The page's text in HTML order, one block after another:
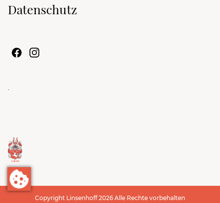
Datenschutz
.
Copyright Linsenhoff 2026 Alle Rechte vorbehalten